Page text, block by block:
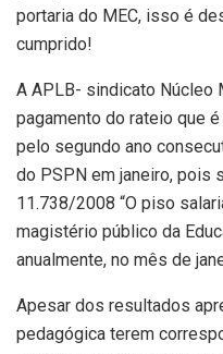
portaria do MEC, isso é
cumprido!
A APLB- sindicato Núcleo
pagamento do rateio que
pelo segundo ano
do PSPN em janeiro, pois
11.738/2008 “O piso
magistério público da
anualmente, no mês de
Apesar dos resultados
pedagógica terem